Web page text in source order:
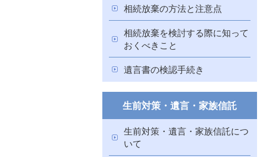
相続放棄の方法と注意点
相続放棄を検討する際に知って
おくべきこと
遺言書の検認手続き
生前対策・遺言・家族信託
生前対策・遺言・家族信託につ
いて